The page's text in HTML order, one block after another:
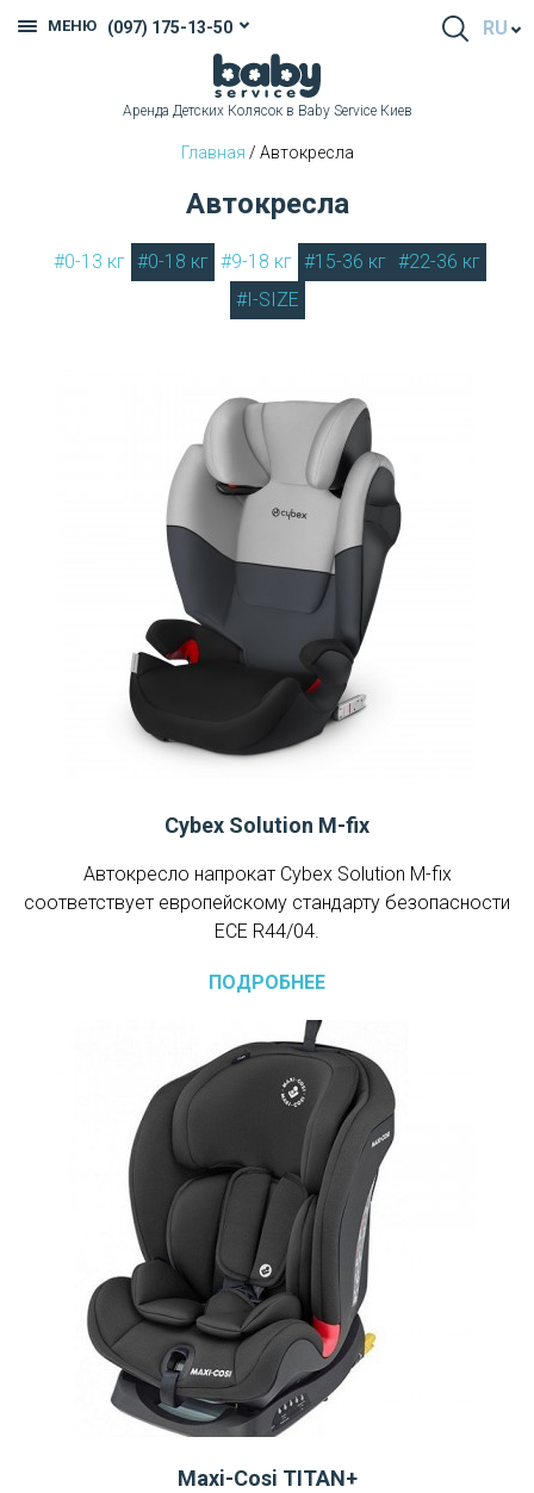
МЕНЮ (097) 175-13-50 RU
Аренда Детских Колясок в Baby Service Киев
Главная / Автокресла
Автокресла
#0-13 кг #0-18 кг #9-18 кг #15-36 кг #22-36 кг
#I-SIZE
Cybex Solution M-fix
Автокресло напрокат Cybex Solution M-fix
соответствует европейскому стандарту безопасности
ЕСЕ R44/04.
ПОДРОБНЕЕ
Maxi-Cosi TITAN+